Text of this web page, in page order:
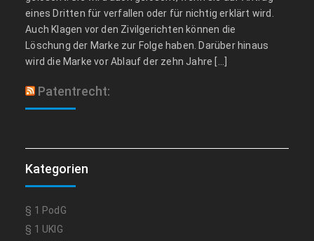
eines Dritten für verfallen oder für nichtig erklärt wird.
Auch Klagen vor den Zivilgerichten können die
Löschung der Marke zur Folge haben. Darüber hinaus
wird die Marke vor Ablauf der zehn Jahre […]
Patentrecht:
Kategorien
§ 1 PodG
§ 1 UKlG